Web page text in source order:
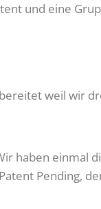
und eine
weil wir
haben einmal
Pending,